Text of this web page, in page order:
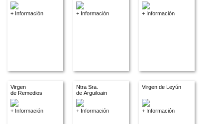
+ Información + Información + Información
Virgen
de Remedios
+ Información
Ntra Sra.
de Arguiloain
+ Información
Virgen de Leyún
+ Información